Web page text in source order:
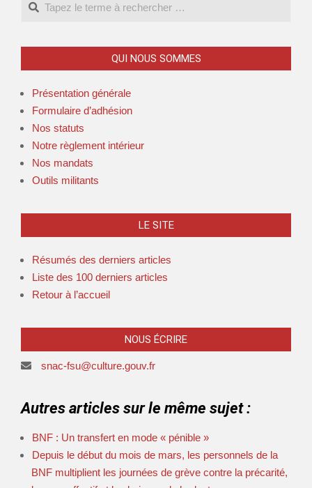
QUI NOUS SOMMES
Présentation générale
Formulaire d’adhésion
Nos statuts
Notre règlement intérieur
Nos mandats
Outils militants
LE SITE
Résumés des derniers articles
Liste des 100 derniers articles
Retour à l’accueil
NOUS ÉCRIRE
snac-fsu@culture.gouv.fr
Autres articles sur le même sujet :
BNF : Un transfert en mode « pénible »
Depuis le début du mois de mars, les personnels de la
BNF multiplient les journées de grève contre la précarité,